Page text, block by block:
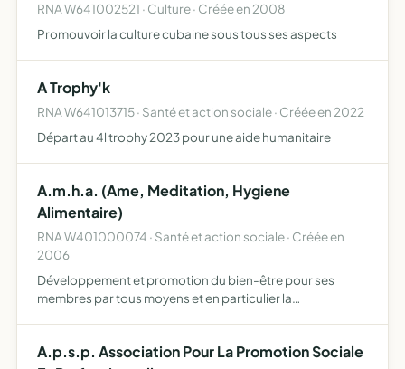
RNA W641002521 · Culture · Créée en 2008
Promouvoir la culture cubaine sous tous ses aspects
A Trophy'k
RNA W641013715 · Santé et action sociale · Créée en 2022
Départ au 4l trophy 2023 pour une aide humanitaire
A.m.h.a. (Ame, Meditation, Hygiene
Alimentaire)
RNA W401000074 · Santé et action sociale · Créée en
2006
Développement et promotion du bien-être pour ses
membres par tous moyens et en particulier la
A.p.s.p. Association Pour La Promotion Sociale